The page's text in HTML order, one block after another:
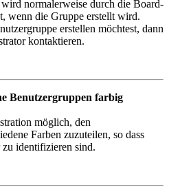
normalerweise durch die Board-
wenn die Gruppe erstellt wird.
erstellen möchtest, dann
kontaktieren.
Benutzergruppen farbig
möglich, den
Farben zuzuteilen, so dass
identifizieren sind.